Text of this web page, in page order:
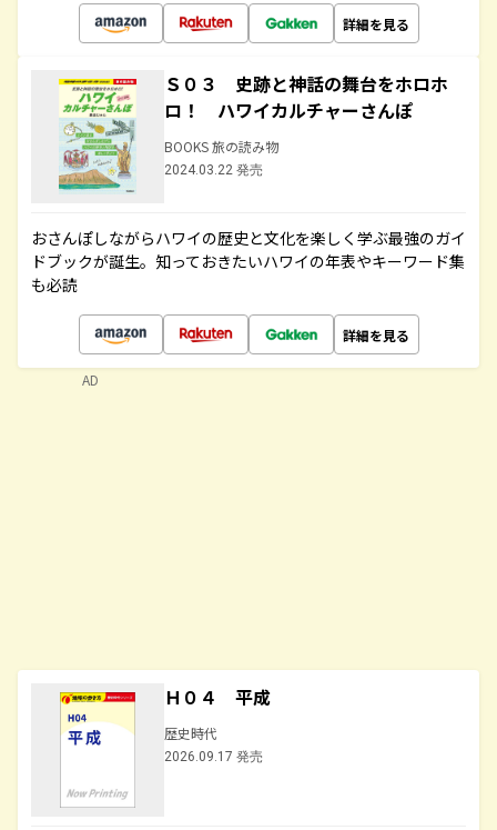
詳細を見る
Ｓ０３ 史跡と神話の舞台をホロホ
ロ！ ハワイカルチャーさんぽ
BOOKS 旅の読み物
2024.03.22 発売
おさんぽしながらハワイの歴史と文化を楽しく学ぶ最強のガイ
ドブックが誕生。知っておきたいハワイの年表やキーワード集
も必読
詳細を見る
Ｈ０４ 平成
歴史時代
2026.09.17 発売
AD